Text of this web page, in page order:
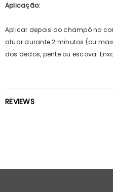
Aplicação:
Aplicar depois do champô no
atuar durante 2 minutos (ou
dos dedos, pente ou escova.
REVIEWS